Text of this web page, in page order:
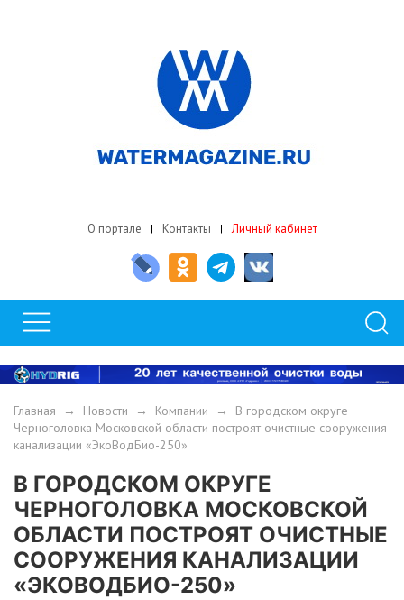
О портале Контакты Личный кабинет
Главная → Новости → Компании → В городском округе
Черноголовка Московской области построят очистные сооружения
канализации «ЭкоВодБио-250»
В ГОРОДСКОМ ОКРУГЕ
ЧЕРНОГОЛОВКА МОСКОВСКОЙ
ОБЛАСТИ ПОСТРОЯТ ОЧИСТНЫЕ
СООРУЖЕНИЯ КАНАЛИЗАЦИИ
«ЭКОВОДБИО-250»